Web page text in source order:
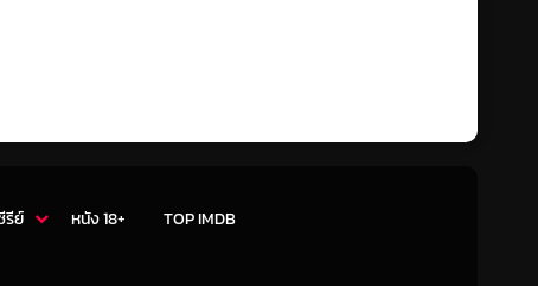
รีย์ หนัง 18+ TOP IMDB